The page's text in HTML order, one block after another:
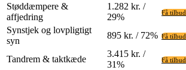
Støddæmpere &
affjedring
1.282 kr. /
29%
Få tilbud
Synstjek og lovpligtigt
syn
895 kr. / 72% Få tilbud
Tandrem & taktkæde
3.415 kr. /
31%
Få tilbud